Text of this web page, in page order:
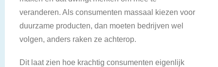
veranderen. Als consumenten massaal kiezen voor
duurzame producten, dan moeten bedrijven wel
volgen, anders raken ze achterop.
Dit laat zien hoe krachtig consumenten eigenlijk